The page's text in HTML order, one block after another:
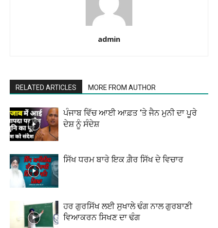
admin
RELATED ARTICLES MORE FROM AUTHOR
ਪੰਜਾਬ ਵਿੱਚ ਆਈ ਆਫ਼ਤ ‘ਤੇ ਜੈਨ ਮੁਨੀ ਦਾ ਪੂਰੇ
ਦੇਸ਼ ਨੂੰ ਸੰਦੇਸ਼
ਸਿੱਖ ਧਰਮ ਬਾਰੇ ਇਕ ਗ਼ੈਰ ਸਿੱਖ ਦੇ ਵਿਚਾਰ
ਹਰ ਗੁਰਸਿੱਖ ਲਈ ਸੁਖਾਲੇ ਢੰਗ ਨਾਲ ਗੁਰਬਾਣੀ
ਵਿਆਕਰਨ ਸਿਖਣ ਦਾ ਢੰਗ